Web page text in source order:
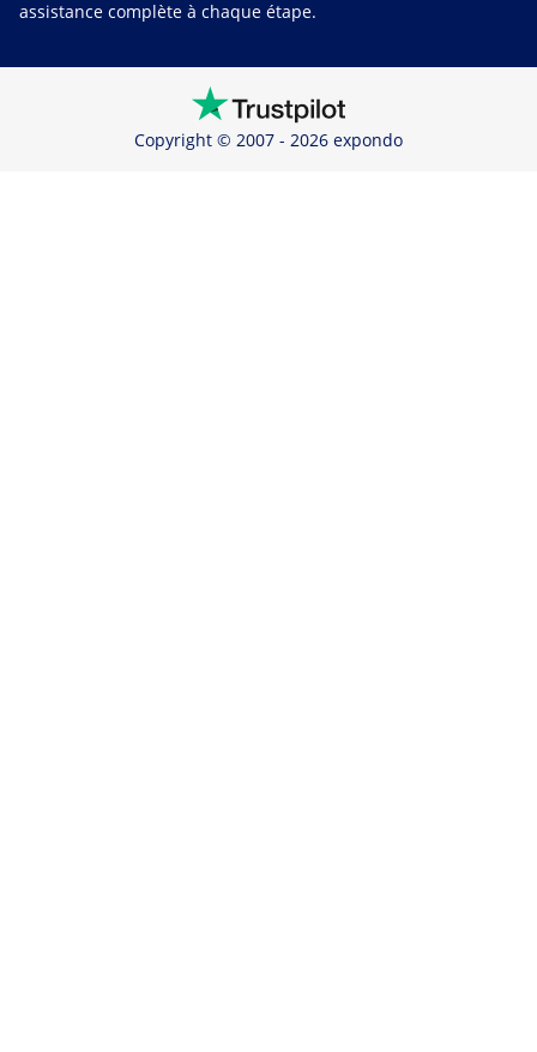
assistance complète à chaque étape.
Copyright © 2007 - 2026 expondo